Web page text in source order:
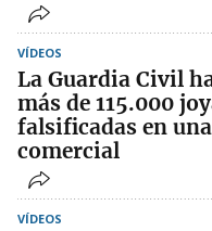
VÍDEOS
La Guardia Civil
más de 115.000
falsificadas en
comercial
VÍDEOS